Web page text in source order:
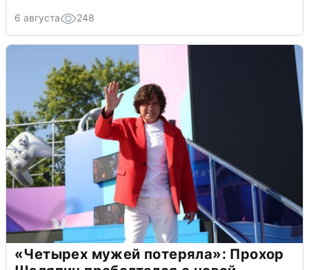
6 августа 248
«Четырех мужей потеряла»: Прохор